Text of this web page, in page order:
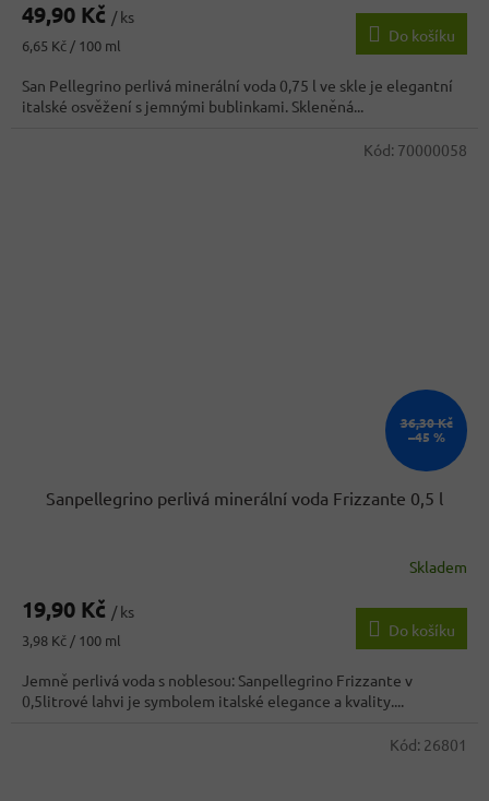
49,90 Kč / ks
Měrná
6,65 Kč / 100 ml
Do košíku
San Pellegrino perlivá minerální voda 0,75 l ve skle je elegantní
italské osvěžení s jemnými bublinkami. Skleněná...
36,30 Kč
–45 %
Sanpellegrino perlivá minerální voda Frizzante 0,5 l
Skladem
19,90 Kč / ks
Měrná
3,98 Kč / 100 ml
Do košíku
Jemně perlivá voda s noblesou: Sanpellegrino Frizzante v
0,5litrové lahvi je symbolem italské elegance a kvality....
Kód: 70000058
Kód: 26801